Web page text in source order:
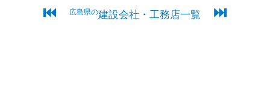
⏮ 広島県の建設会社・工務店一覧 ⏭